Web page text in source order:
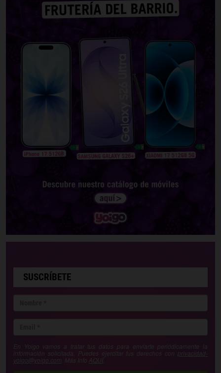
SUSCRÍBETE
En Yoigo vamos a tratar tus datos para enviarte periódicamente la
información solicitada. Puedes ejercitar tus derechos con privacidad-
yoigo@yoigo.com . Más Info AQUÍ